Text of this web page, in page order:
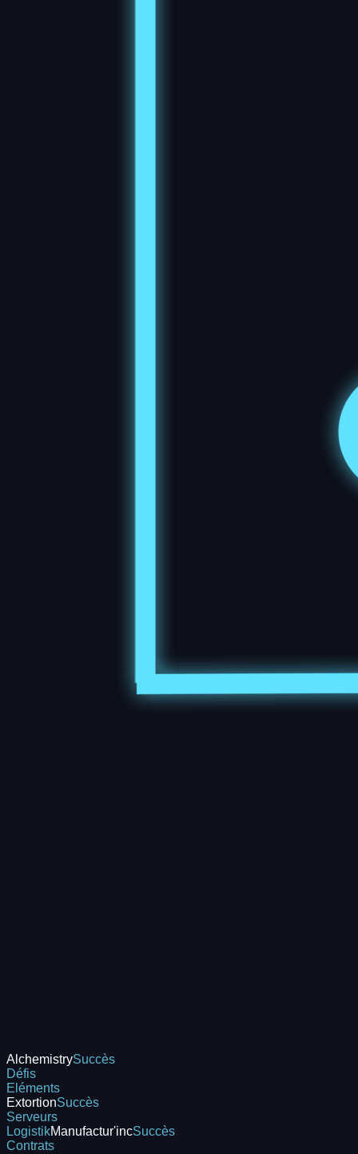
AlchemistrySuccès
Défis
Eléments
ExtortionSuccès
Serveurs
LogistikManufactur'incSuccès
Contrats